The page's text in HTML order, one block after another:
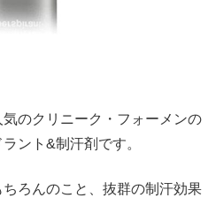
のクリニーク・フォーメンの
ント&制汗剤です。
ろんのこと、抜群の制汗効果